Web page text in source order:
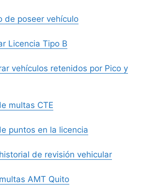
de poseer vehículo
Licencia Tipo B
vehículos retenidos por Pico y
multas CTE
puntos en la licencia
de revisión vehicular
AMT Quito